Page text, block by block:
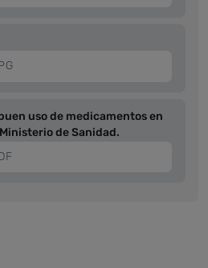
uso de medicamentos en
de Sanidad.